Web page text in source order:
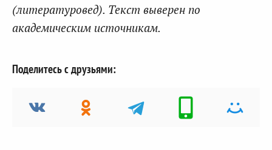
(литературовед). Текст выверен по
академическим источникам.
Поделитесь с друзьями: